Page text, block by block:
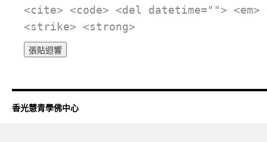
<cite> <code> <del datetime="">
<strike> <strong>
香光慧青學佛中心